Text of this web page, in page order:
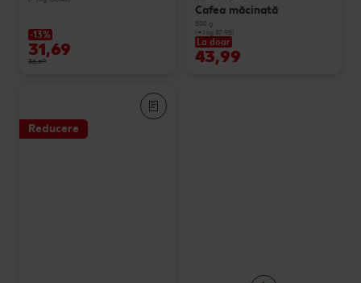
-13%
31,69
36,69
Cafea măcinată
500 g
(=1 kg 87.98)
La doar
43,99
Reducere